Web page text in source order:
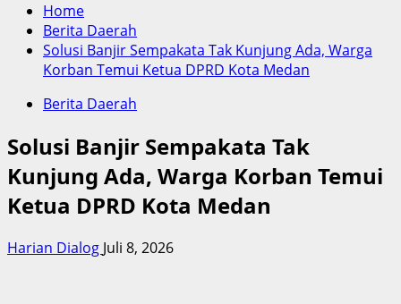
Home
Berita Daerah
Solusi Banjir Sempakata Tak Kunjung Ada, Warga
Korban Temui Ketua DPRD Kota Medan
Berita Daerah
Solusi Banjir Sempakata Tak
Kunjung Ada, Warga Korban Temui
Ketua DPRD Kota Medan
Harian Dialog Juli 8, 2026